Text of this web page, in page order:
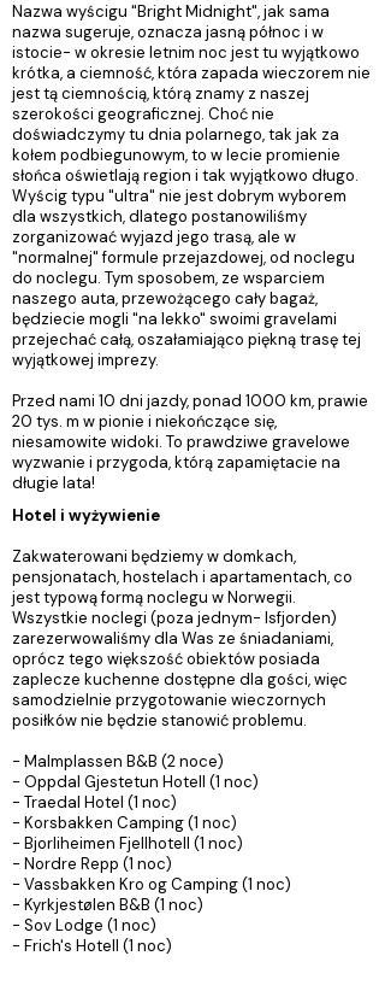
Nazwa wyścigu "Bright Midnight", jak sama
nazwa sugeruje, oznacza jasną północ i w
istocie- w okresie letnim noc jest tu wyjątkowo
krótka, a ciemność, która zapada wieczorem nie
jest tą ciemnością, którą znamy z naszej
szerokości geograficznej. Choć nie
doświadczymy tu dnia polarnego, tak jak za
kołem podbiegunowym, to w lecie promienie
słońca oświetlają region i tak wyjątkowo długo.
Wyścig typu "ultra" nie jest dobrym wyborem
dla wszystkich, dlatego postanowiliśmy
zorganizować wyjazd jego trasą, ale w
"normalnej" formule przejazdowej, od noclegu
do noclegu. Tym sposobem, ze wsparciem
naszego auta, przewożącego cały bagaż,
będziecie mogli "na lekko" swoimi gravelami
przejechać całą, oszałamiająco piękną trasę tej
wyjątkowej imprezy.
Przed nami 10 dni jazdy, ponad 1000 km, prawie
20 tys. m w pionie i niekończące się,
niesamowite widoki. To prawdziwe gravelowe
wyzwanie i przygoda, którą zapamiętacie na
długie lata!
Hotel i wyżywienie
Zakwaterowani będziemy w domkach,
pensjonatach, hostelach i apartamentach, co
jest typową formą noclegu w Norwegii.
Wszystkie noclegi (poza jednym- Isfjorden)
zarezerwowaliśmy dla Was ze śniadaniami,
oprócz tego większość obiektów posiada
zaplecze kuchenne dostępne dla gości, więc
samodzielnie przygotowanie wieczornych
posiłków nie będzie stanowić problemu.
- Malmplassen B&B (2 noce)
- Oppdal Gjestetun Hotell (1 noc)
- Traedal Hotel (1 noc)
- Korsbakken Camping (1 noc)
- Bjorliheimen Fjellhotell (1 noc)
- Nordre Repp (1 noc)
- Vassbakken Kro og Camping (1 noc)
- Kyrkjestølen B&B (1 noc)
- Sov Lodge (1 noc)
- Frich's Hotell (1 noc)